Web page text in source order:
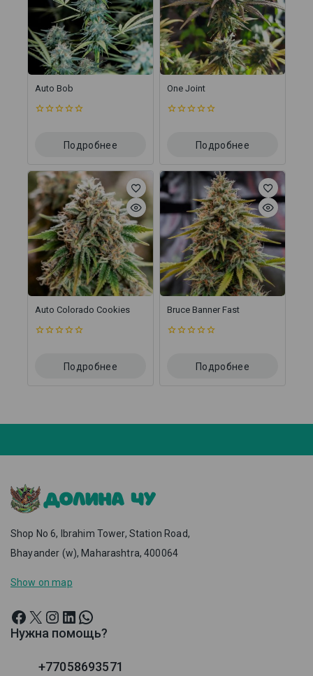
Auto Bob
Подробнее
One Joint
Подробнее
Auto Colorado Cookies
Подробнее
Bruce Banner Fast
Подробнее
Shop No 6, Ibrahim Tower, Station Road,
Bhayander (w), Maharashtra, 400064
Show on map
Нужна помощь?
+77058693571